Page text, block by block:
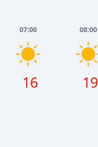
07:00
16
08:00
19